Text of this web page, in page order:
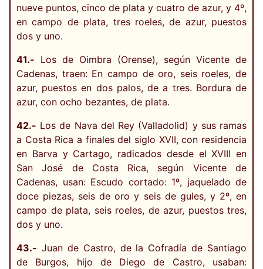
nueve puntos, cinco de plata y cuatro de azur, y 4º,
en campo de plata, tres roeles, de azur, puestos
dos y uno.
41.- Los de Oimbra (Orense), según Vicente de
Cadenas, traen: En campo de oro, seis roeles, de
azur, puestos en dos palos, de a tres. Bordura de
azur, con ocho bezantes, de plata.
42.- Los de Nava del Rey (Valladolid) y sus ramas
a Costa Rica a finales del siglo XVII, con residencia
en Barva y Cartago, radicados desde el XVIII en
San José de Costa Rica, según Vicente de
Cadenas, usan: Escudo cortado: 1º, jaquelado de
doce piezas, seis de oro y seis de gules, y 2º, en
campo de plata, seis roeles, de azur, puestos tres,
dos y uno.
43.- Juan de Castro, de la Cofradía de Santiago
de Burgos, hijo de Diego de Castro, usaban: